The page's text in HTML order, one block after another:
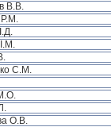
В.В.
С.М.
О.В.